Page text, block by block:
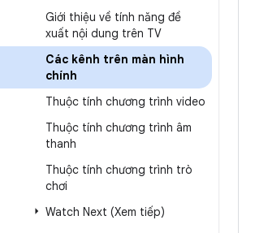
Giới thiệu về tính năng đề
xuất nội dung trên TV
Các kênh trên màn hình
chính
Thuộc tính chương trình video
Thuộc tính chương trình âm
thanh
Thuộc tính chương trình trò
chơi
Watch Next (Xem tiếp)